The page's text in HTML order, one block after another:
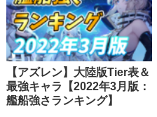
【アズレン】大陸版Tier表＆
最強キャラ【2022年3月版：
艦船強さランキング】